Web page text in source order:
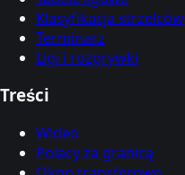
Klasyfikacja strzelców
Terminarz
Ligi i rozgrywki
Treści
Wideo
Polacy za granicą